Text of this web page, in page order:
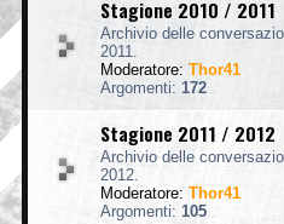
Stagione 2010 / 2011
Archivio delle
2011.
Moderatore: Thor41
Argomenti: 172
Stagione 2011 / 2012
Archivio delle
2012.
Moderatore: Thor41
Argomenti: 105